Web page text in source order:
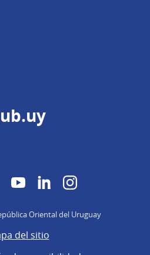
TwitterYouTubeLinkedInInstagram
Oriental del Uruguay
del sitio